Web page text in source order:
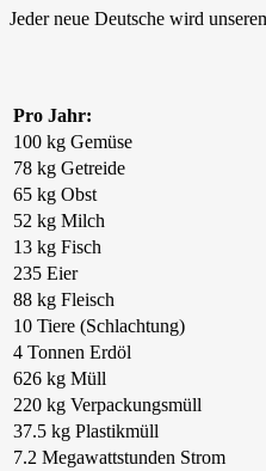
Jeder neue Deutsche wird
Pro Jahr:
100 kg Gemüse
78 kg Getreide
65 kg Obst
52 kg Milch
13 kg Fisch
235 Eier
88 kg Fleisch
10 Tiere (Schlachtung)
4 Tonnen Erdöl
626 kg Müll
220 kg Verpackungsmüll
37.5 kg Plastikmüll
7.2 Megawattstunden Strom